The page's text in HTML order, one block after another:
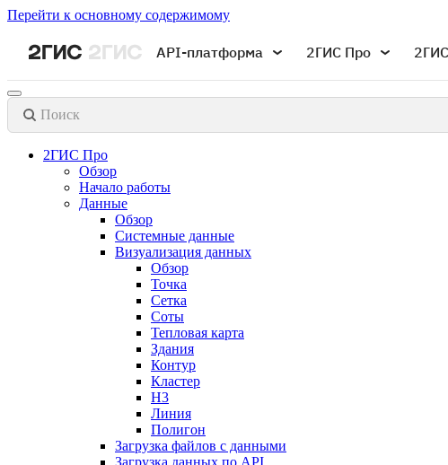
Перейти к основному содержимому
API-платформа 2ГИС Про
Поиск
2ГИС Про
Обзор
Начало работы
Данные
Обзор
Системные данные
Визуализация данных
Обзор
Точка
Сетка
Соты
Тепловая карта
Здания
Контур
Кластер
H3
Линия
Полигон
Загрузка файлов с данными
Загрузка данных по API